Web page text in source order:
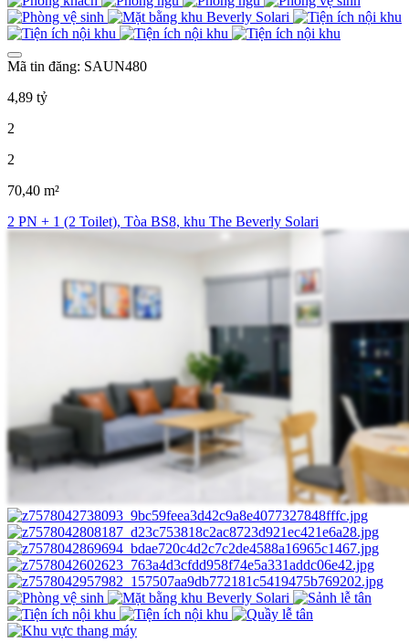
Mã tin đăng: SAUN480
4,89 tỷ
2
2
70,40 m²
2 PN + 1 (2 Toilet), Tòa BS8, khu The Beverly Solari